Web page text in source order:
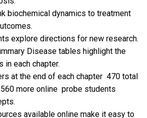
biochemical dynamics to treatment
explore directions for new research.
Disease tables highlight the
in each chapter.
at the end of each chapter  470 total
more online  probe students
available online make it easy to